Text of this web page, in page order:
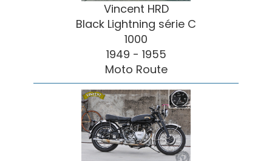
Vincent HRD
Black Lightning série C
1000
1949 - 1955
Moto Route